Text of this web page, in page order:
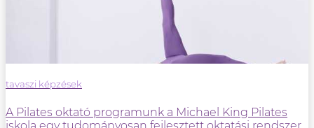
tavaszi képzések
A Pilates oktató programunk a Michael King Pilates
iskola egy tudományosan fejlesztett oktatási rendszer.